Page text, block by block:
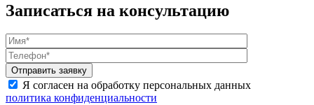
Записаться на консультацию
Я согласен на обработку персональных данных
политика конфиденциальности